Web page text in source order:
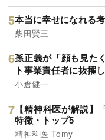
本当に幸せになれる
柴田賢三
孫正義が「顔も見た
ト事業責任者に抜擢
小倉健一
【精神科医が解説
特徴・トップ5
精神科医 Tomy